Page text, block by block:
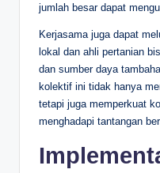
jumlah besar dapat
Kerjasama juga dapat
lokal dan ahli pertanian
dan sumber daya
kolektif ini tidak hanya
tetapi juga memperkuat
menghadapi tantangan